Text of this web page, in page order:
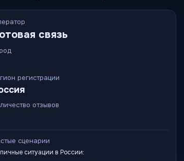
связь
регистрации
отзывов
сценарии
ситуации в России: